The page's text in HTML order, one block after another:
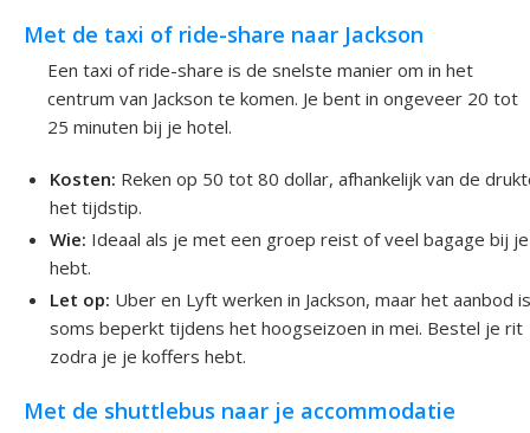
Met de taxi of ride-share naar Jackson
Een taxi of ride-share is de snelste manier om in het
centrum van Jackson te komen. Je bent in ongeveer 20 tot
25 minuten bij je hotel.
Kosten: Reken op 50 tot 80 dollar, afhankelijk van de
het tijdstip.
Wie: Ideaal als je met een groep reist of veel bagage bij je
hebt.
Let op: Uber en Lyft werken in Jackson, maar het aanbod
soms beperkt tijdens het hoogseizoen in mei. Bestel je rit
zodra je je koffers hebt.
Met de shuttlebus naar je accommodatie